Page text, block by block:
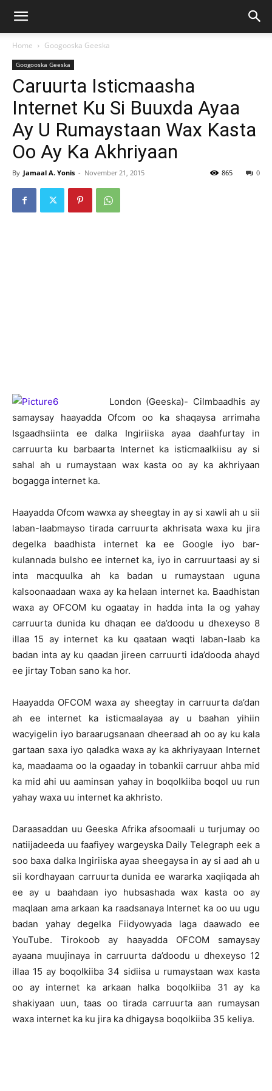
Home Googooska Geeska
Googooska Geeska
Caruurta Isticmaasha
Internet Ku Si Buuxda Ayaa
Ay U Rumaystaan Wax Kasta
Oo Ay Ka Akhriyaan
By Jamaal A. Yonis - November 21, 2015 0
865
London (Geeska)- Cilmbaadhis ay
samaysay haayadda Ofcom oo ka shaqaysa arrimaha
Isgaadhsiinta ee dalka Ingiriiska ayaa daahfurtay in
carruurta ku barbaarta Internet ka isticmaalkiisu ay si
sahal ah u rumaystaan wax kasta oo ay ka akhriyaan
bogagga internet ka.
Haayadda Ofcom wawxa ay sheegtay in ay si xawli ah u sii
laban-laabmayso tirada carruurta akhrisata waxa ku jira
degelka baadhista internet ka ee Google iyo bar-
kulannada bulsho ee internet ka, iyo in carruurtaasi ay si
inta macquulka ah ka badan u rumaystaan uguna
kalsoonaadaan waxa ay ka helaan internet ka. Baadhistan
waxa ay OFCOM ku ogaatay in hadda inta la og yahay
carruurta dunida ku dhaqan ee da’doodu u dhexeyso 8
illaa 15 ay internet ka ku qaataan waqti laban-laab ka
badan inta ay ku qaadan jireen carruurti ida’dooda ahayd
ee jirtay Toban sano ka hor.
Haayadda OFCOM waxa ay sheegtay in carruurta da’dan
ah ee internet ka isticmaalayaa ay u baahan yihiin
wacyigelin iyo baraarugsanaan dheeraad ah oo ay ku kala
gartaan saxa iyo qaladka waxa ay ka akhriyayaan Internet
ka, maadaama oo la ogaaday in tobankii carruur ahba mid
ka mid ahi uu aaminsan yahay in boqolkiiba boqol uu run
yahay waxa uu internet ka akhristo.
Daraasaddan uu Geeska Afrika afsoomaali u turjumay oo
natiijadeeda uu faafiyey wargeyska Daily Telegraph eek a
soo baxa dalka Ingiriiska ayaa sheegaysa in ay si aad ah u
sii kordhayaan carruurta dunida ee wararka xaqiiqada ah
ee ay u baahdaan iyo hubsashada wax kasta oo ay
maqlaan ama arkaan ka raadsanaya Internet ka oo uu ugu
badan yahay degelka Fiidyowyada laga daawado ee
YouTube. Tirokoob ay haayadda OFCOM samaysay
ayaana muujinaya in carruurta da’doodu u dhexeyso 12
illaa 15 ay boqolkiiba 34 sidiisa u rumaystaan wax kasta
oo ay internet ka arkaan halka boqolkiiba 31 ay ka
shakiyaan uun, taas oo tirada carruurta aan rumaysan
waxa internet ka ku jira ka dhigaysa boqolkiiba 35 keliya.